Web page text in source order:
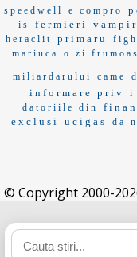
speedwell e compro
is
fermieri
heraclit primaru
mariuca
o zi
miliardarului came
informare priv i
datoriile din
exclusi
ucigas da
© Copyright 2000-